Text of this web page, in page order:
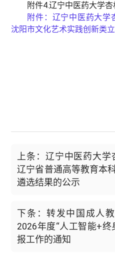
附件4.辽宁中医药大学
附件： 辽宁中医药大学
沈阳市文化艺术实践创新类
上条：辽宁中医药大
辽宁省普通高等教育本
遴选结果的公示
下条：转发中国成人
2026年度“人工智能+终
报工作的通知